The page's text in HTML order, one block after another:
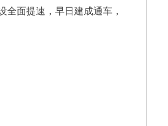
面提速，早日建成通车，